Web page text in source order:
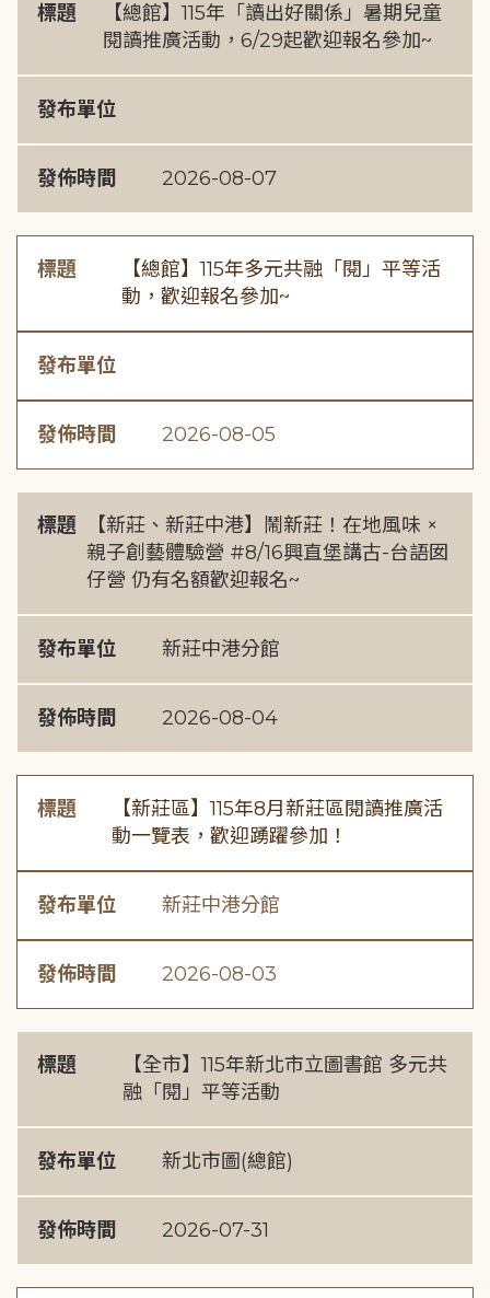
標題
【總館】115年「讀出好關係」暑期兒童
閱讀推廣活動，6/29起歡迎報名參加~
發布單位
發佈時間 2026-08-07
標題
【總館】115年多元共融「閱」平等活
動，歡迎報名參加~
發布單位
發佈時間 2026-08-05
標題
【新莊、新莊中港】鬧新莊！在地風味 ×
親子創藝體驗營 #8/16興直堡講古-台語囡
仔營 仍有名額歡迎報名~
發布單位 新莊中港分館
發佈時間 2026-08-04
標題
【新莊區】115年8月新莊區閱讀推廣活
動一覽表，歡迎踴躍參加！
發布單位 新莊中港分館
發佈時間 2026-08-03
標題
【全市】115年新北市立圖書館 多元共
融「閱」平等活動
發布單位 新北市圖(總館)
發佈時間 2026-07-31